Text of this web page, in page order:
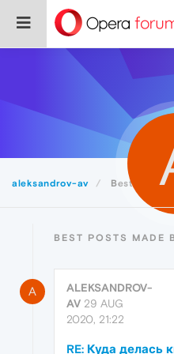
aleksandrov-av Best
BEST POSTS MADE
A
ALEKSANDROV-
AV 29 AUG
2020, 21:22
RE: Куда делась